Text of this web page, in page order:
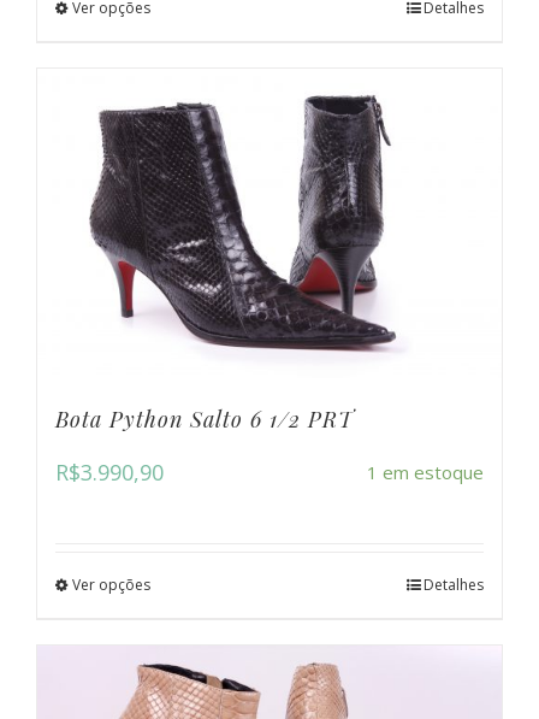
Ver opções Detalhes
Bota Python Salto 6 1/2 PRT
R$3.990,90 1 em estoque
Ver opções Detalhes